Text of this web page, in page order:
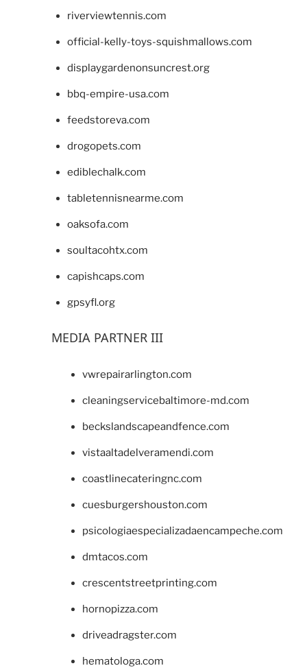
riverviewtennis.com
official-kelly-toys-squishmallows.com
displaygardenonsuncrest.org
bbq-empire-usa.com
feedstoreva.com
drogopets.com
ediblechalk.com
tabletennisnearme.com
oaksofa.com
soultacohtx.com
capishcaps.com
gpsyfl.org
MEDIA PARTNER III
vwrepairarlington.com
cleaningservicebaltimore-md.com
beckslandscapeandfence.com
vistaaltadelveramendi.com
coastlinecateringnc.com
cuesburgershouston.com
psicologiaespecializadaencampeche.com
dmtacos.com
crescentstreetprinting.com
hornopizza.com
driveadragster.com
hematologa.com